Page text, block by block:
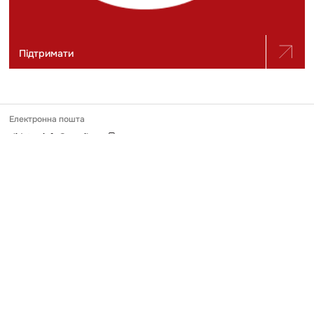
Підтримати
Електронна пошта
slidstvo.info@gmail.com